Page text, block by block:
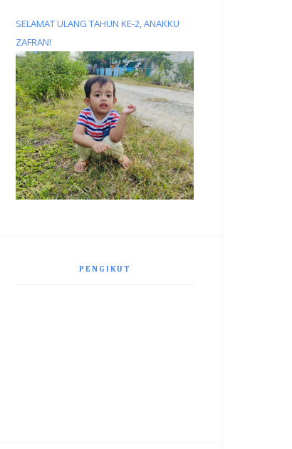
SELAMAT ULANG TAHUN KE-2, ANAKKU
ZAFRAN!
PENGIKUT